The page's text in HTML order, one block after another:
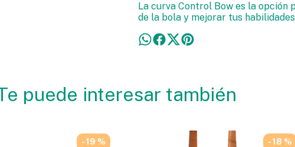
La curva Control Bow es la
de la bola y mejorar tus
puede interesar también
- 19 % - 18 %